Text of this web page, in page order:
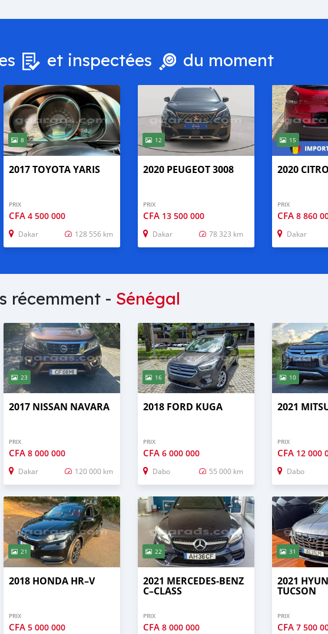
et inspectées du moment
8
2017 TOYOTA YARIS
PRIX
CFA 4 500 000
Dakar 128 556 km
12
2020 PEUGEOT 3008
PRIX
CFA 13 500 000
Dakar 78 323 km
15
2020
PRIX
CFA 8 860
Dakar
récemment - Sénégal
23
2017 NISSAN NAVARA
PRIX
CFA 8 000 000
Dakar 120 000 km
16
2018 FORD KUGA
PRIX
CFA 6 000 000
Dabo 55 000 km
10
2021
PRIX
CFA 12 000
Dabo
21
2018 HONDA HR–V
PRIX
CFA 5 000 000
22
2021 MERCEDES‒BENZ
C–CLASS
PRIX
CFA 8 000 000
31
2021
TUCSON
PRIX
CFA 7 500